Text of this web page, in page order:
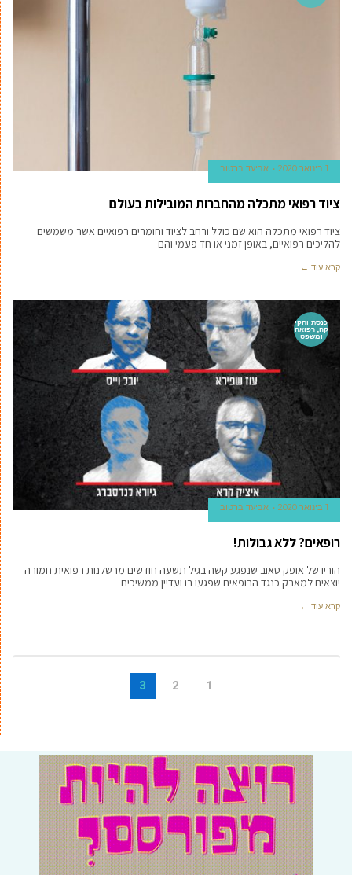
1 בינואר 2020 אביעד ברטוב
ציוד רפואי מתכלה מהחברות המובילות בעולם
ציוד רפואי מתכלה הוא שם כולל ורחב לציוד וחומרים רפואיים אשר משמשים
להליכים רפואיים, באופן זמני או חד פעמי והם
קרא עוד ←
כנסת וחקי
קה, רפואה
ומשפט
1 בינואר 2020 אביעד ברטוב
רופאים? ללא גבולות!
הוריו של אופק טאוב שנפגע קשה בגיל תשעה חודשים מרשלנות רפואית חמורה
יוצאים למאבק כנגד הרופאים שפגעו בו ועדיין ממשיכים
קרא עוד ←
1
2
3